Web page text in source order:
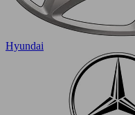
Hyundai